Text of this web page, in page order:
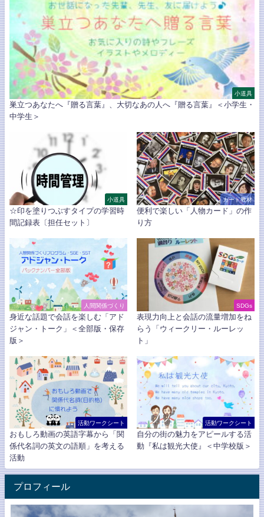
小道具
巣立つあなたへ『贈る言葉』、大切なあの人へ『贈る言葉』＜小学生・
中学生＞
小道具
☆印を塗りつぶすタイプの学習時
間記録表〔担任セット〕
カード教材
便利で楽しい「人物カード」の作
り方
人間関係づくり
身近な話題で会話を楽しむ「アド
ジャン・トーク」＜全部版・保存
版＞
SDGs
表現力向上と会話の流量増加をね
らう「ウィークリー・ルーレッ
ト」
活動ワークシート
おもしろ動画の英語字幕から「関
係代名詞の英文の語順」を考える
活動
活動ワークシート
自分の街の魅力をアピールする活
動『私は観光大使』＜中学校版＞
プロフィール